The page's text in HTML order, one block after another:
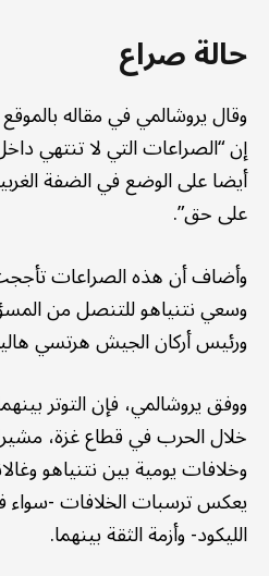
حالة صراع
وقال يروشالمي في مقاله
إن “الصراعات التي لا تنتهي
أيضا على الوضع في الضفة
على حق”.
وأضاف أن هذه الصراعات
وسعي نتنياهو للتنصل من
ورئيس أركان الجيش هرتسي
ووفق يروشالمي، فإن التوتر
خلال الحرب في قطاع غزة،
وخلافات يومية بين نتنياهو
يعكس ترسبات الخلافات -سواء
الليكود- وأزمة الثقة بينهما.